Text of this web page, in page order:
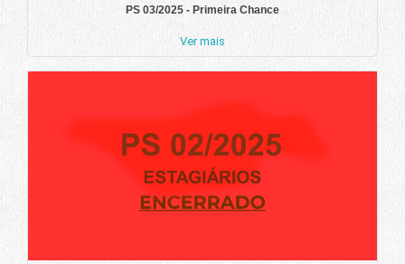
PS 03/2025 - Primeira Chance
Ver mais